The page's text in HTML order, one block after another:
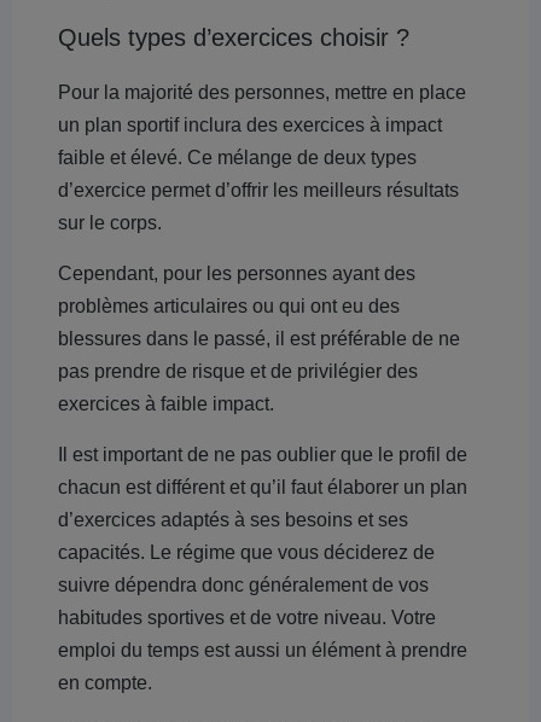
Quels types d’exercices choisir ?
Pour la majorité des personnes, mettre en place
un plan sportif inclura des exercices à impact
faible et élevé. Ce mélange de deux types
d’exercice permet d’offrir les meilleurs résultats
sur le corps.
Cependant, pour les personnes ayant des
problèmes articulaires ou qui ont eu des
blessures dans le passé, il est préférable de ne
pas prendre de risque et de privilégier des
exercices à faible impact.
Il est important de ne pas oublier que le profil de
chacun est différent et qu’il faut élaborer un plan
d’exercices adaptés à ses besoins et ses
capacités. Le régime que vous déciderez de
suivre dépendra donc généralement de vos
habitudes sportives et de votre niveau. Votre
emploi du temps est aussi un élément à prendre
en compte.